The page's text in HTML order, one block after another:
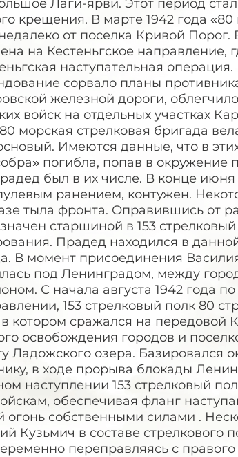
Лаги-ярви. Этот период
крещения. В марте 1942 года
от поселка Кривой Порог.
на Кестеньгское направление,
наступательная
сорвало планы
железной дороги,
войск на отдельных участках
морская стрелковая бригада
Имеются данные, что в
погибла, попав в
был в их числе. В конце
ранением, контужен.
тыла фронта. Оправившись от
старшиной в 153
Прадед находился в
В момент присоединения
под Ленинградом, между
С начала августа 1942 года
153 стрелковый полк 80
котором сражался на передовой
освобождения городов и
Ладожского озера. Базировался
в ходе прорыва блокады
наступлении 153 стрелковый
обеспечивая фланг
огонь собственными силами .
Кузьмич в составе
переправляясь с